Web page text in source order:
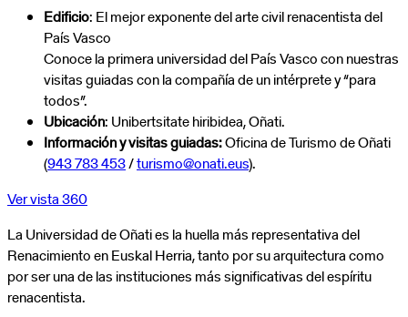
Edificio: El mejor exponente del arte civil renacentista del
País Vasco
Conoce la primera universidad del País Vasco con nuestras
visitas guiadas con la compañía de un intérprete y “para
todos”.
Ubicación: Unibertsitate hiribidea, Oñati.
Información y visitas guiadas:Oficina de Turismo de Oñati
(943 783 453/turismo@onati.eus).
Ver vista 360
La Universidad de Oñati es la huella más representativa del
Renacimiento en Euskal Herria, tanto por su arquitectura como
por ser una de las instituciones más significativas del espíritu
renacentista.